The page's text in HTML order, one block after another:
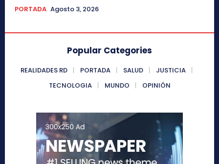
PORTADA Agosto 3, 2026
Popular Categories
REALIDADES RD PORTADA SALUD
JUSTICIA
TECNOLOGIA
MUNDO OPINIÓN